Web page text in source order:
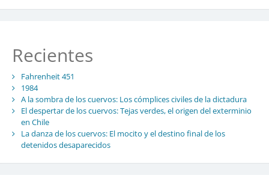
Recientes
Fahrenheit 451
1984
A la sombra de los cuervos: Los cómplices civiles de la dictadura
El despertar de los cuervos: Tejas verdes, el origen del exterminio
en Chile
La danza de los cuervos: El mocito y el destino final de los
detenidos desaparecidos